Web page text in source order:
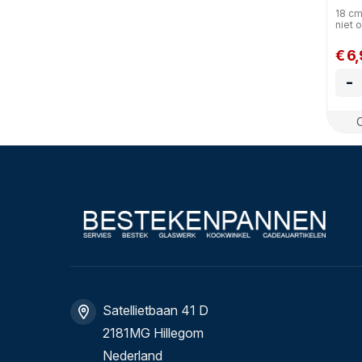
18
niet
€
-
Satellietbaan 41 D
2181MG Hillegom
Nederland